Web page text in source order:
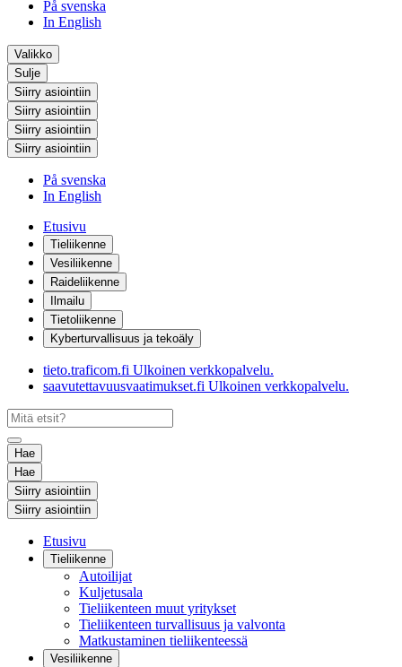
På svenska
In English
Valikko
Sulje
Siirry asiointiin
Siirry asiointiin
Siirry asiointiin
Siirry asiointiin
På svenska
In English
Etusivu
Tieliikenne
Vesiliikenne
Raideliikenne
Ilmailu
Tietoliikenne
Kyberturvallisuus ja tekoäly
tieto.traficom.fi Ulkoinen verkkopalvelu.
saavutettavuusvaatimukset.fi Ulkoinen verkkopalvelu.
Hae
Hae
Siirry asiointiin
Siirry asiointiin
Etusivu
Tieliikenne
Autoilijat
Kuljetusala
Tieliikenteen muut yritykset
Tieliikenteen turvallisuus ja valvonta
Matkustaminen tieliikenteessä
Vesiliikenne